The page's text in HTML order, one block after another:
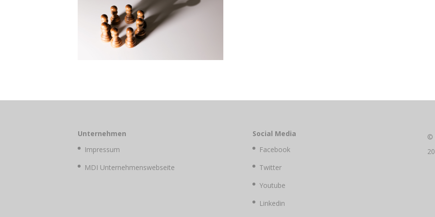
Unternehmen
Impressum
MDI Unternehmenswebseite
Social Media
Facebook
Twitter
Youtube
Linkedin
©